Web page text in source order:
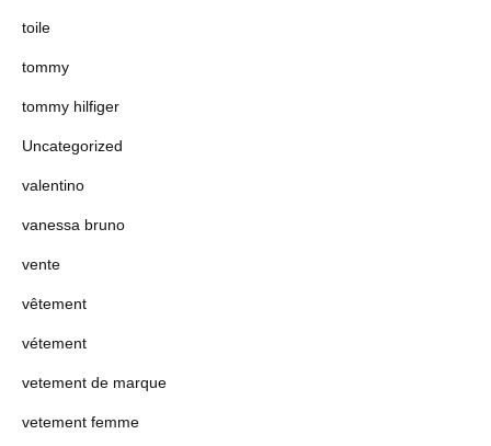
toile
tommy
tommy hilfiger
Uncategorized
valentino
vanessa bruno
vente
vêtement
vétement
vetement de marque
vetement femme